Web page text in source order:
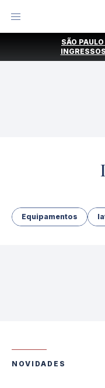
SÃO
Equipamentos
NOVIDADES